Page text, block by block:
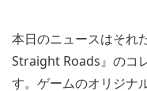
本日のニュースはそれ
Straight Roads』のコ
す。ゲームのオリジナ